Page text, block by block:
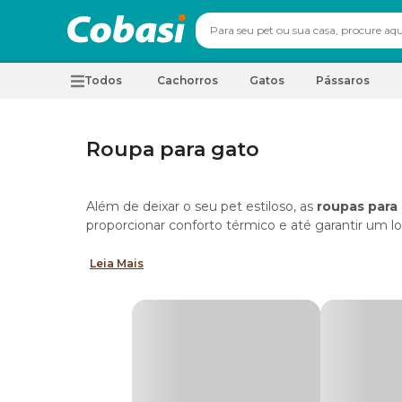
Todos Cachorros Gatos Pássaros
Roupa para gato
Além de deixar o seu pet estiloso, as roupas
proporcionar conforto térmico e até garantir um
Na Cobasi, a coleção de roupas para gatos reúne
recuperação após a castração.
Leia Mais